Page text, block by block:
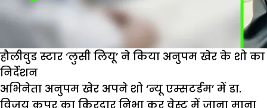
हौलीवुड स्टार ‘लुसी लियू’ ने किया अनुपम खेर के शो का
निर्देशन
अभिनेता अनुपम खेर अपने शो ‘न्यू एम्सटर्डम’ में डा.
विजय कपूर का किरदार निभा कर वेस्ट में जाना माना